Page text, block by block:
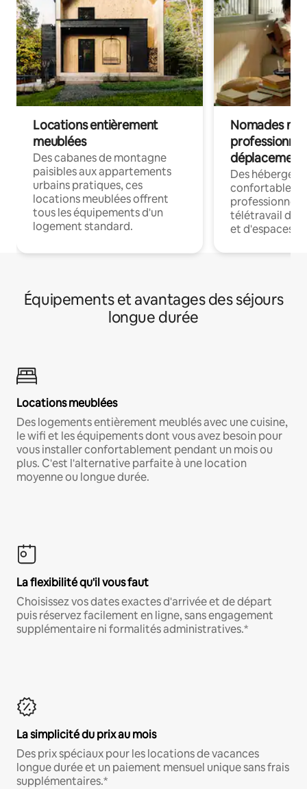
Locations entièrement
meublées
Des cabanes de montagne
paisibles aux appartements
urbains pratiques, ces
locations meublées offrent
tous les équipements d'un
logement standard.
Nomades
déplacement
Des
confortables
professionnels
télétravail
et d'espaces
Équipements et avantages des séjours
longue durée
Locations meublées
Des logements entièrement meublés avec une cuisine,
le wifi et les équipements dont vous avez besoin pour
vous installer confortablement pendant un mois ou
plus. C'est l'alternative parfaite à une location
moyenne ou longue durée.
La flexibilité qu'il vous faut
Choisissez vos dates exactes d'arrivée et de départ
puis réservez facilement en ligne, sans engagement
supplémentaire ni formalités administratives.*
La simplicité du prix au mois
Des prix spéciaux pour les locations de vacances
longue durée et un paiement mensuel unique sans frais
supplémentaires.*